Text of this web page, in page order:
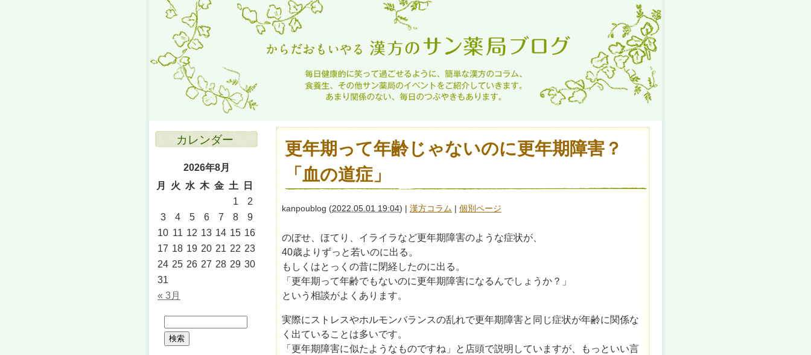
更年期って年齢じゃないのに更年期障害？
「血の道症」
kanpoublog (2022.05.01 19:04) | 漢方コラム | 個別ページ
のぼせ、ほてり、イライラなど更年期障害のような症状が、
40歳よりずっと若いのに出る。
もしくはとっくの昔に閉経したのに出る。
「更年期って年齢でもないのに更年期障害になるんでしょうか？」
という相談がよくあります。
実際にストレスやホルモンバランスの乱れで更年期障害と同じ症状が年齢に関係な
く出ていることは多いです。
「更年期障害に似たようなものですね」と店頭で説明していますが、もっといい言
カレンダー
2026年8月
月
火 水 木 金 土 日
« 3月
1
2
3
4 5 6 7 8
9
10 11 12 13 14 15 16
17 18 19 20 21 22 23
24 25 26 27 28 29 30
31